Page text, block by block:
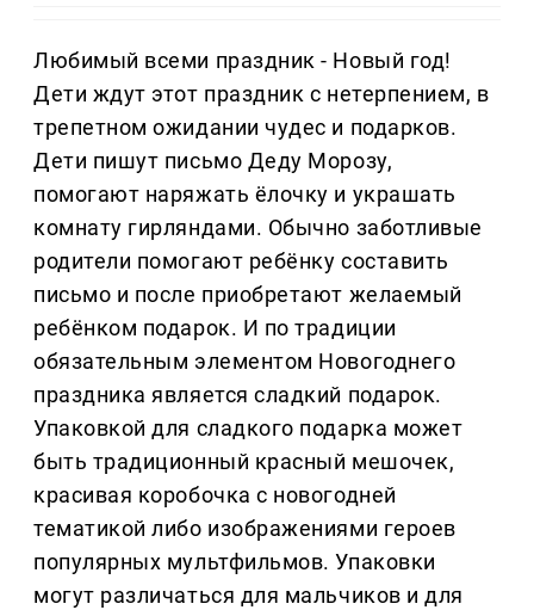
Любимый всеми праздник - Новый год!
Дети ждут этот праздник с нетерпением, в
трепетном ожидании чудес и подарков.
Дети пишут письмо Деду Морозу,
помогают наряжать ёлочку и украшать
комнату гирляндами. Обычно заботливые
родители помогают ребёнку составить
письмо и после приобретают желаемый
ребёнком подарок. И по традиции
обязательным элементом Новогоднего
праздника является сладкий подарок.
Упаковкой для сладкого подарка может
быть традиционный красный мешочек,
красивая коробочка с новогодней
тематикой либо изображениями героев
популярных мультфильмов. Упаковки
могут различаться для мальчиков и для